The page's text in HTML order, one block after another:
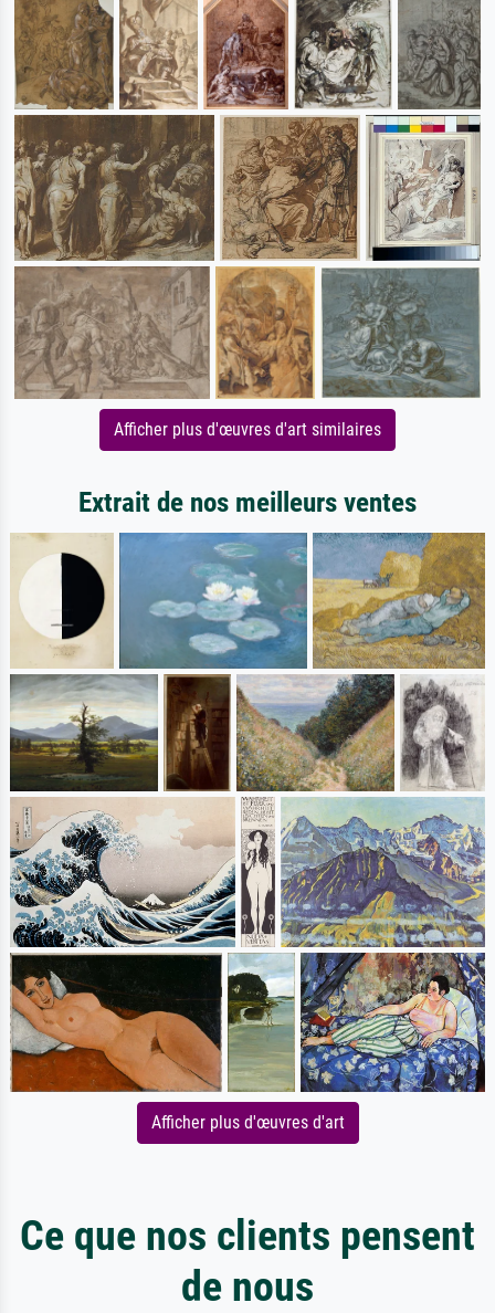
Afficher plus d'œuvres d'art similaires
Extrait de nos meilleurs ventes
Afficher plus d'œuvres d'art
Ce que nos clients pensent
de nous